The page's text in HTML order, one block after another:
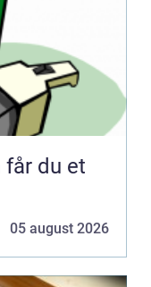
05 august 2026